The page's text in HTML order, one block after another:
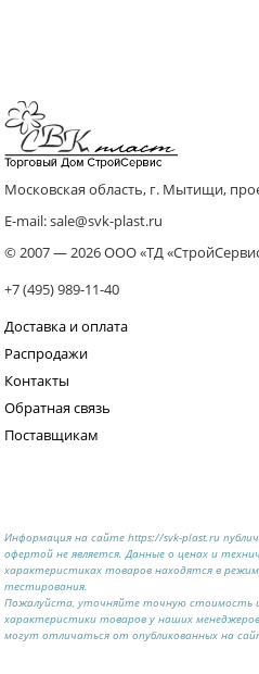
Московская область, г. Мытищи,
E-mail: sale@svk-plast.ru
© 2007 — 2026 ООО «ТД
+7 (495) 989-11-40
Доставка и оплата
Распродажи
Контакты
Обратная связь
Поставщикам
Информация на сайте https://svk-plast.ru
офертой не является. Данные о ценах и
характеристиках товаров находятся в
тестирования.
Пожалуйста, уточняйте точную стоимость
характеристики товаров у наших
могут отличаться от опубликованных на